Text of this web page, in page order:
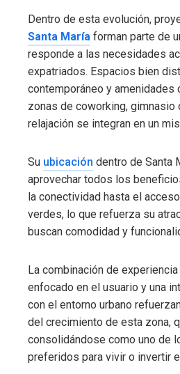
Dentro de esta evolución,
Santa María forman parte de
responde a las necesidades
expatriados. Espacios bien
contemporáneo y amenidades
zonas de coworking, gimnasio
relajación se integran en un
Su ubicación dentro de Santa
aprovechar todos los
la conectividad hasta el
verdes, lo que refuerza su
buscan comodidad y
La combinación de
enfocado en el usuario y una
con el entorno urbano
del crecimiento de esta zona,
consolidándose como uno de
preferidos para vivir o invertir